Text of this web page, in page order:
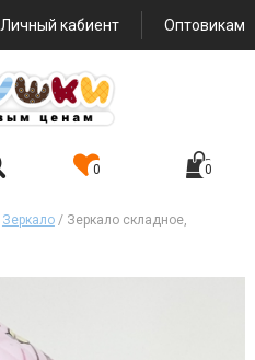
Личный кабиент Оптовикам
0 0
Зеркало/ Зеркало складное,